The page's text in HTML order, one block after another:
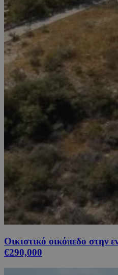
Οικιστικό οικόπεδο στην
€290,000